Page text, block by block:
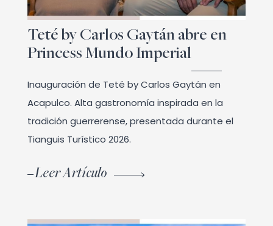
Teté by Carlos Gaytán abre en
Princess Mundo Imperial
Inauguración de Teté by Carlos Gaytán en
Acapulco. Alta gastronomía inspirada en la
tradición guerrerense, presentada durante el
Tianguis Turístico 2026.
Leer Artículo